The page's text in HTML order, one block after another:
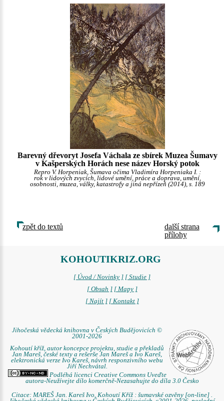
Barevný dřevoryt Josefa Váchala ze sbírek Muzea Šumavy
v Kašperských Horách nese název Horský potok
Repro V. Horpeniak, Šumava očima Vladimíra Horpeniaka I. :
rok v lidových zvycích, lidové umění, práce a doprava, umění,
osobnosti, muzea, války, katastrofy a jiná nepřízeň (2014), s. 189
zpět do textů
další strana
přílohy
KOHOUTIKRIZ.ORG
[ Úvod / Novinky ] [ Studie ]
[ Obsah ] [ Mapy ]
[ Najít ] [ Kontakt ]
Jihočeská vědecká knihovna v Českých Budějovicích ©
2001-2026
Kohoutí kříž, autor koncepce projektu, studie a překladů
Jan Mareš, české texty a rešerše Jan Mareš a Ivo Kareš,
elektronická verze Ivo Kareš, návrh responzivního webu
Jiří Nechvátal.
Podléhá licenci Creative Commons Uveďte
autora-Neužívejte dílo komerčně-Nezasahujte do díla 3.0 Česko
Citace: MAREŠ Jan. Kareš Ivo. Kohoutí Kříž : šumavské ozvěny [on-line] .